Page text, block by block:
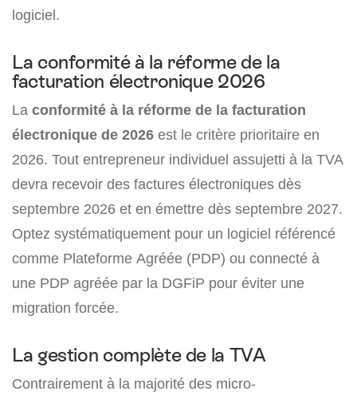
logiciel.
La conformité à la réforme de la
facturation électronique 2026
La conformité à la réforme de la facturation
électronique de 2026 est le critère prioritaire en
2026. Tout entrepreneur individuel assujetti à la TVA
devra recevoir des factures électroniques dès
septembre 2026 et en émettre dès septembre 2027.
Optez systématiquement pour un logiciel référencé
comme Plateforme Agréée (PDP) ou connecté à
une PDP agréée par la DGFiP pour éviter une
migration forcée.
La gestion complète de la TVA
Contrairement à la majorité des micro-